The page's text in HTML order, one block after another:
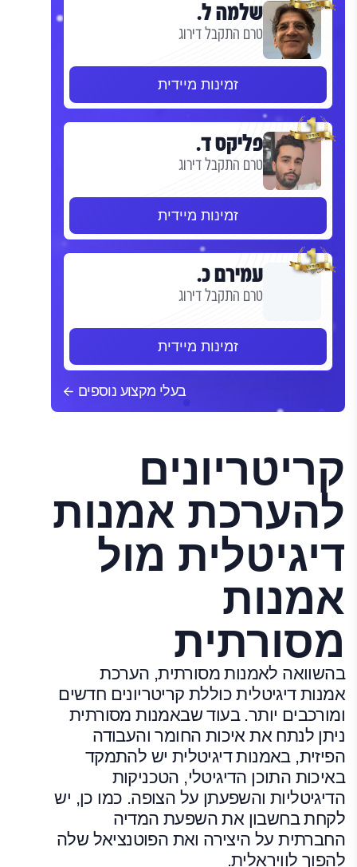
שלמה ל.
טרם התקבל דירוג
זמינות מיידית
פליקס ד.
טרם התקבל דירוג
זמינות מיידית
עמירם כ.
טרם התקבל דירוג
זמינות מיידית
בעלי מקצוע נוספים
קריטריונים
להערכת אמנות
דיגיטלית מול
אמנות
מסורתית
בהשוואה לאמנות מסורתית, הערכת
אמנות דיגיטלית כוללת קריטריונים חדשים
ומורכבים יותר. בעוד שבאמנות מסורתית
ניתן לנתח את איכות החומר והעבודה
הפיזית, באמנות דיגיטלית יש להתמקד
באיכות התוכן הדיגיטלי, הטכניקות
הדיגיטליות והשפעתן על הצופה. כמו כן, יש
לקחת בחשבון את השפעת המדיה
החברתית על היצירה ואת הפוטנציאל שלה
להפוך לוויראלית.